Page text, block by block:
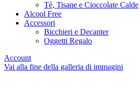
Tè, Tisane e Cioccolate Calde
Alcool Free
Accessori
Bicchieri e Decanter
Oggetti Regalo
Account
Vai alla fine della galleria di immagini